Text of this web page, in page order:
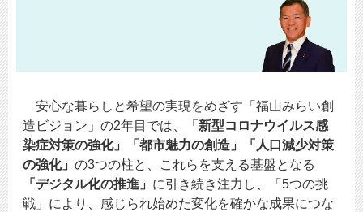
安心な暮らしと希望の実現をめざす「福山みらい創
造ビジョン」の2年目では、
「新型コロナウイルス感
染症対策の強化」「都市魅力の創造」「人口減少対策
の強化」 の3つの柱と、これらを支える基盤となる
「デジタル化の推進」 に引き続き注力し、「5つの挑
戦」により、感じられ始めた変化を確かな成果につな